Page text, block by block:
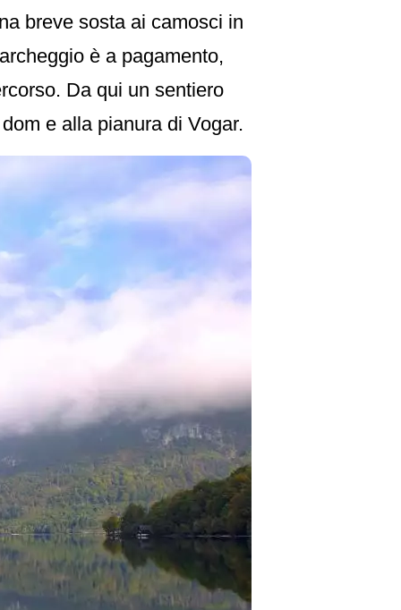
breve sosta ai camosci in
è a pagamento,
Da qui un sentiero
e alla pianura di Vogar.